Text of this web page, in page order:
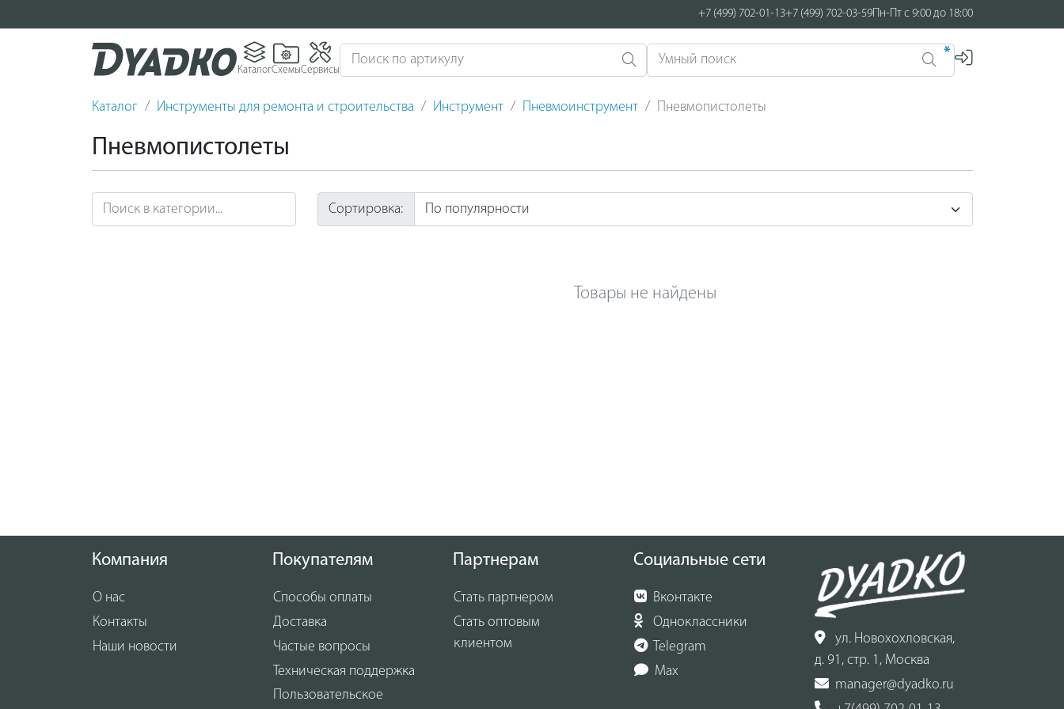
+7 (499) 702-01-13+7 (499) 702-03-59Пн-Пт с 9:00 до 18:00
КаталогСхемыСервисы
*
Каталог Инструменты для ремонта и строительства Инструмент Пневмоинструмент Пневмопистолеты
Пневмопистолеты
Сортировка:
Товары не найдены
Компания
О нас
Контакты
Наши новости
Покупателям
Способы оплаты
Доставка
Частые вопросы
Техническая поддержка
Пользовательское
Партнерам
Стать партнером
Стать оптовым
клиентом
Социальные сети
Вконтакте
Одноклассники
Telegram
Max
ул. Новохохловская,
д. 91, стр. 1, Москва
manager@dyadko.ru